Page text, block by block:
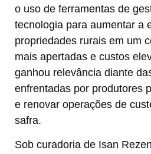
o uso de ferramentas de
tecnologia para aumentar a
propriedades rurais em um
mais apertadas e custos
ganhou relevância diante
enfrentadas por produtores
e renovar operações de
safra.
Sob curadoria de Isan